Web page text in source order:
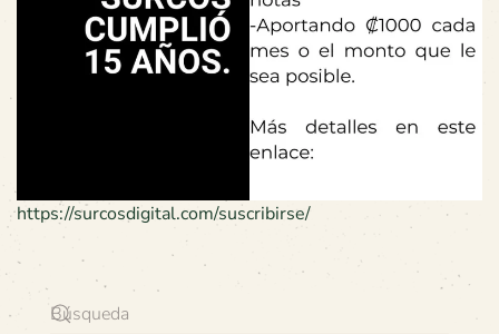
https://surcosdigital.com/suscribirse/